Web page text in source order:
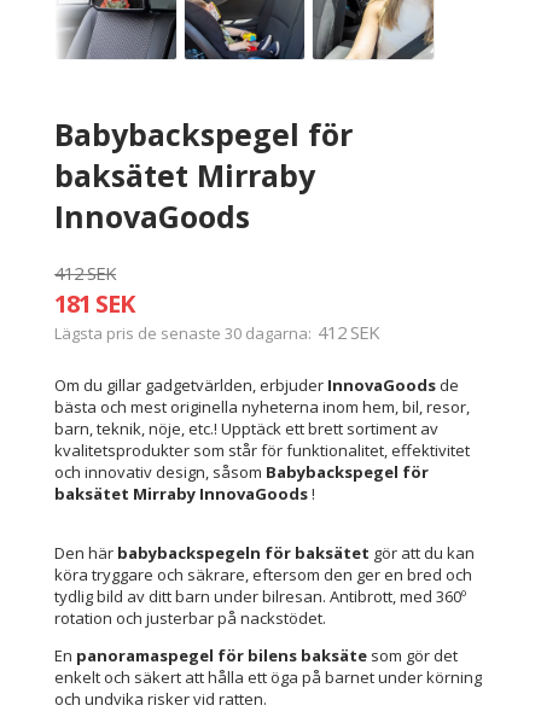
Babybackspegel för
baksätet Mirraby
InnovaGoods
412 SEK
181 SEK
Lägsta pris de senaste 30 dagarna 412 SEK
Om du gillar gadgetvärlden, erbjuder InnovaGoods de
bästa och mest originella nyheterna inom hem, bil, resor,
barn, teknik, nöje, etc.! Upptäck ett brett sortiment av
kvalitetsprodukter som står för funktionalitet, effektivitet
och innovativ design, såsom Babybackspegel för
baksätet Mirraby InnovaGoods!
Den här babybackspegeln för baksätet gör att du kan
köra tryggare och säkrare, eftersom den ger en bred och
tydlig bild av ditt barn under bilresan. Antibrott, med 360º
rotation och justerbar på nackstödet.
En panoramaspegel för bilens baksäte som gör det
enkelt och säkert att hålla ett öga på barnet under körning
och undvika risker vid ratten.